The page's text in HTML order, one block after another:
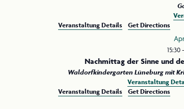
Veranstaltung Details
Get Directions
15:30-
Nachmittag der Sinne und
Waldorfkindergarten Lüneburg mit
Veranstaltung
Veranstaltung Details
Get Directions